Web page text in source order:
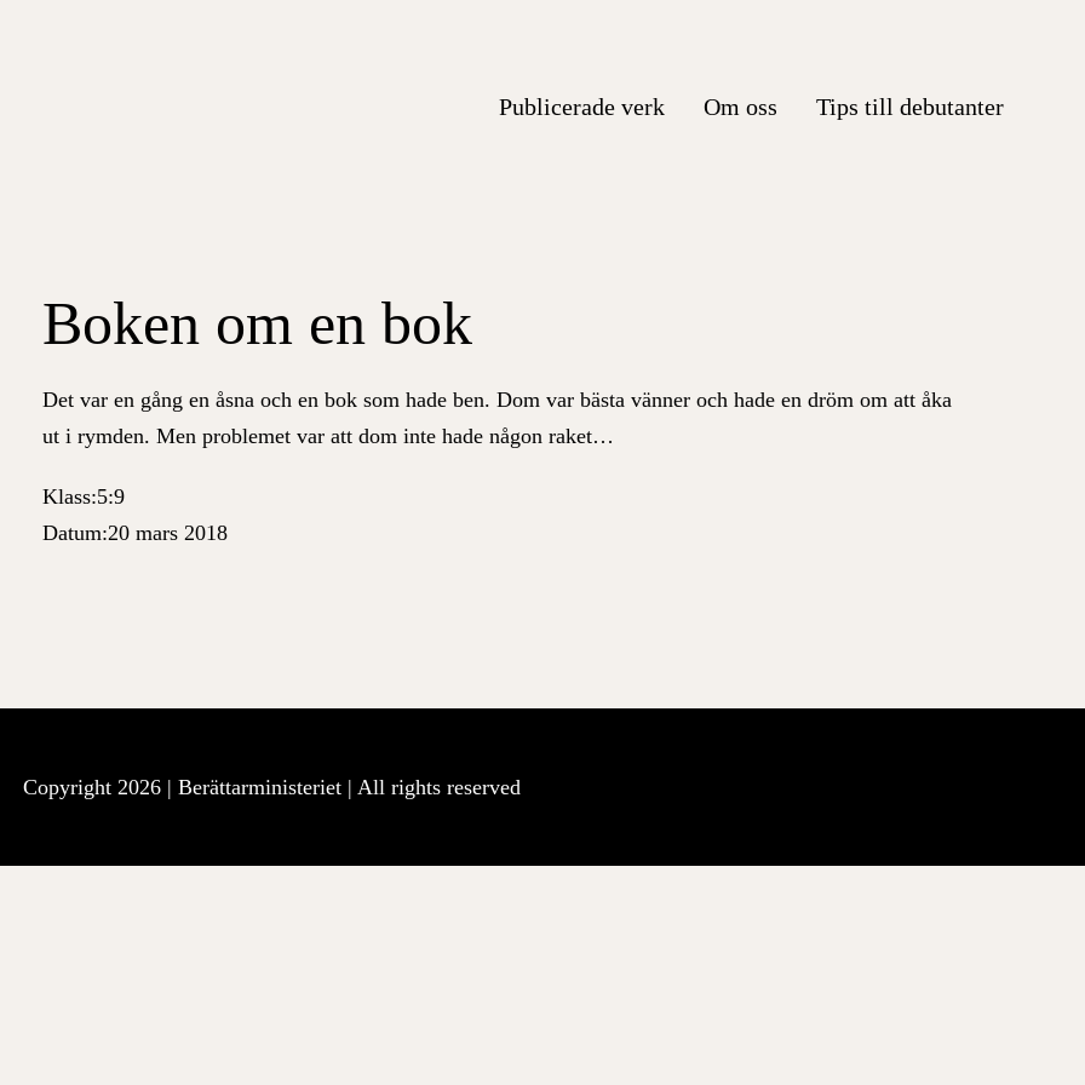
Publicerade verk Om oss Tips till debutanter
Boken om en bok
Det var en gång en åsna och en bok som hade ben. Dom var bästa vänner och hade en dröm om att åka
ut i rymden. Men problemet var att dom inte hade någon raket…
Klass:5:9
Datum:20 mars 2018
Copyright 2026 | Berättarministeriet | All rights reserved